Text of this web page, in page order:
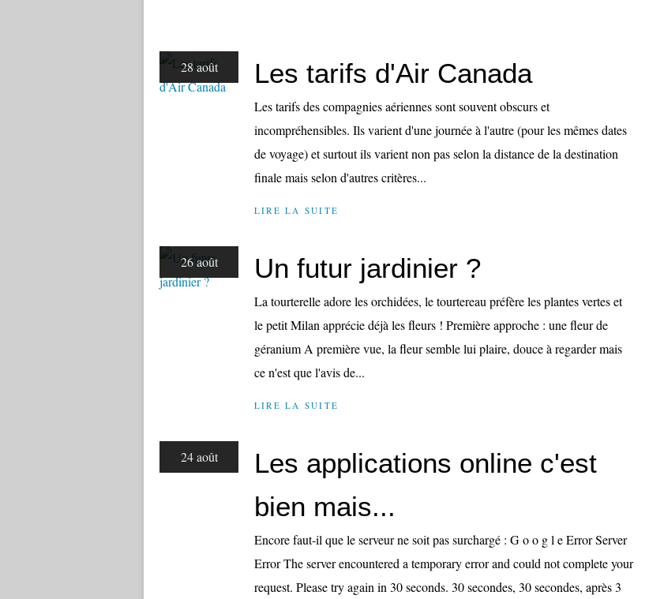
28 août Les tarifs d'Air Canada
Les tarifs des compagnies aériennes sont souvent obscurs et
incompréhensibles. Ils varient d'une journée à l'autre (pour les mêmes dates
de voyage) et surtout ils varient non pas selon la distance de la destination
finale mais selon d'autres critères...
LIRE LA SUITE
26 août Un futur jardinier ?
La tourterelle adore les orchidées, le tourtereau préfère les plantes vertes et
le petit Milan apprécie déjà les fleurs ! Première approche : une fleur de
géranium A première vue, la fleur semble lui plaire, douce à regarder mais
ce n'est que l'avis de...
LIRE LA SUITE
24 août
Les applications online c'est
bien mais...
Encore faut-il que le serveur ne soit pas surchargé : G o o g l e Error Server
Error The server encountered a temporary error and could not complete your
request. Please try again in 30 seconds. 30 secondes, 30 secondes, après 3